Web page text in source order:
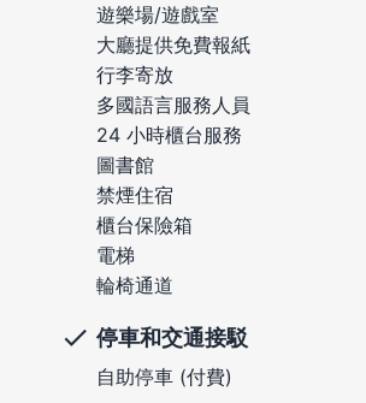
遊樂場/遊戲室
大廳提供免費報紙
行李寄放
多國語言服務人員
24 小時櫃台服務
圖書館
禁煙住宿
櫃台保險箱
電梯
輪椅通道
停車和交通接駁
自助停車 (付費)